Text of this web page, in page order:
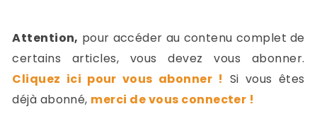
Attention, pour accéder au contenu complet de
certains articles, vous devez vous abonner.
Cliquez ici pour vous abonner ! Si vous êtes
déjà abonné, merci de vous connecter !